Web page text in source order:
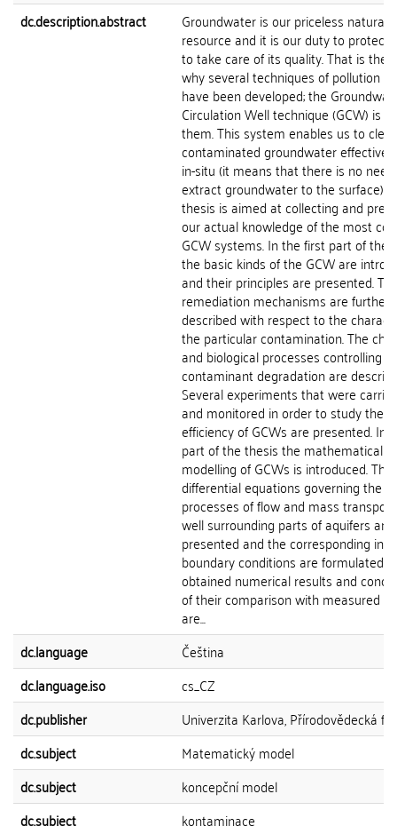
dc.description.abstract
Groundwater is our priceless natural
resource and it is our duty to protect
to take care of its quality. That is the
why several techniques of pollution
have been developed; the
Circulation Well technique (GCW) is
them. This system enables us to
contaminated groundwater
in-situ (it means that there is no
extract groundwater to the surface).
thesis is aimed at collecting and
our actual knowledge of the most
GCW systems. In the first part of the
the basic kinds of the GCW are
and their principles are presented.
remediation mechanisms are further
described with respect to the
the particular contamination. The
and biological processes controlling
contaminant degradation are
Several experiments that were
and monitored in order to study the
efficiency of GCWs are presented. In
part of the thesis the mathematical
modelling of GCWs is introduced.
differential equations governing the
processes of flow and mass
well surrounding parts of aquifers are
presented and the corresponding
boundary conditions are formulated.
obtained numerical results and
of their comparison with measured
are...
dc.language
Čeština
dc.language.iso
cs_CZ
dc.publisher
Univerzita Karlova, Přírodovědecká
dc.subject
Matematický model
dc.subject
koncepční model
dc.subject
kontaminace